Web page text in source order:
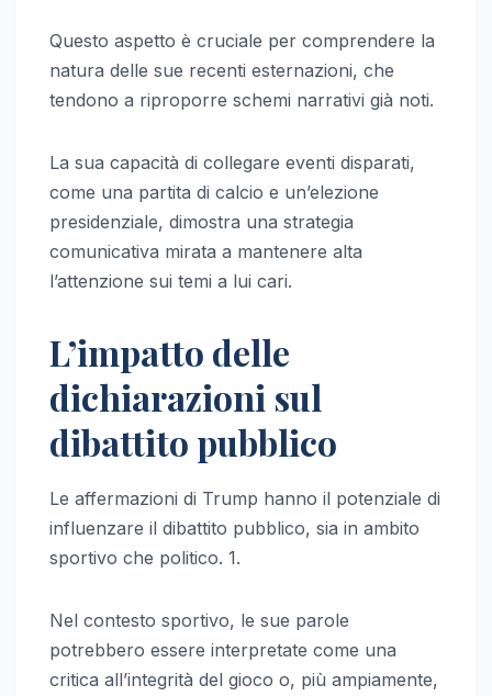
Questo aspetto è cruciale per comprendere la
natura delle sue recenti esternazioni, che
tendono a riproporre schemi narrativi già noti.
La sua capacità di collegare eventi disparati,
come una partita di calcio e un’elezione
presidenziale, dimostra una strategia
comunicativa mirata a mantenere alta
l’attenzione sui temi a lui cari.
L’impatto delle
dichiarazioni sul
dibattito pubblico
Le affermazioni di Trump hanno il potenziale di
influenzare il dibattito pubblico, sia in ambito
sportivo che politico. 1.
Nel contesto sportivo, le sue parole
potrebbero essere interpretate come una
critica all’integrità del gioco o, più ampiamente,